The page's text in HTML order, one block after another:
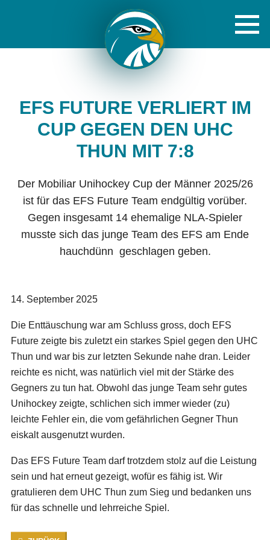
Zur einfachen Sprache wechseln
EFS FUTURE VERLIERT IM
CUP GEGEN DEN UHC
THUN MIT 7:8
Der Mobiliar Unihockey Cup der Männer 2025/26
ist für das EFS Future Team endgültig vorüber.
Gegen insgesamt 14 ehemalige NLA-Spieler
musste sich das junge Team des EFS am Ende
hauchdünn geschlagen geben.
14. September 2025
Die Enttäuschung war am Schluss gross, doch EFS
Future zeigte bis zuletzt ein starkes Spiel gegen den UHC
Thun und war bis zur letzten Sekunde nahe dran. Leider
reichte es nicht, was natürlich viel mit der Stärke des
Gegners zu tun hat. Obwohl das junge Team sehr gutes
Unihockey zeigte, schlichen sich immer wieder (zu)
leichte Fehler ein, die vom gefährlichen Gegner Thun
eiskalt ausgenutzt wurden.
Das EFS Future Team darf trotzdem stolz auf die Leistung
sein und hat erneut gezeigt, wofür es fähig ist. Wir
gratulieren dem UHC Thun zum Sieg und bedanken uns
für das schnelle und lehrreiche Spiel.